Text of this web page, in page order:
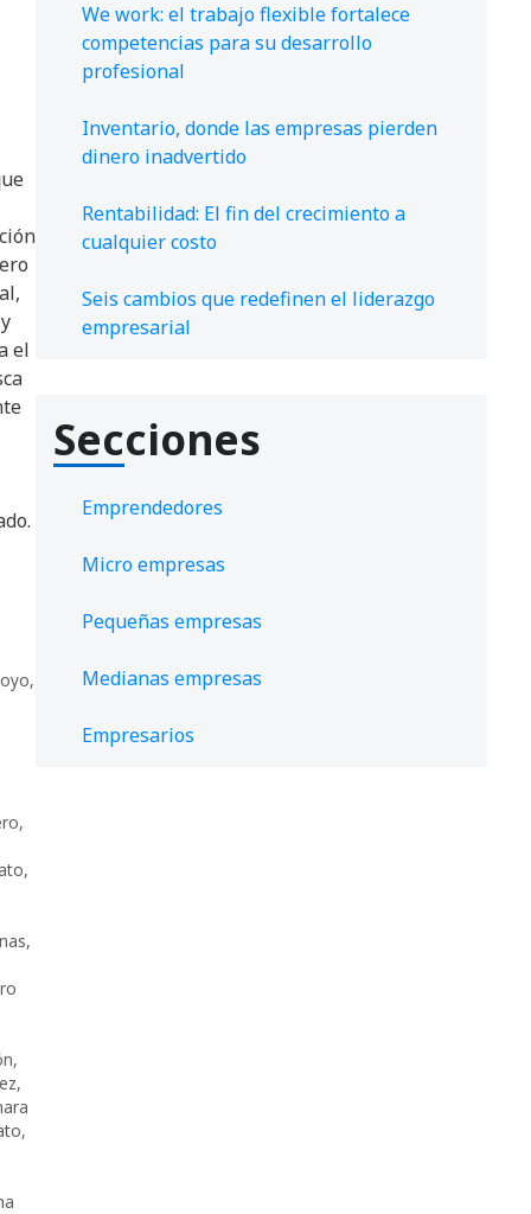
el
,
,
,
,
,
,
,
We work: el trabajo flexible fortalece
competencias para su desarrollo
profesional
Inventario, donde las empresas pierden
dinero inadvertido
Rentabilidad: El fin del crecimiento a
cualquier costo
Seis cambios que redefinen el liderazgo
empresarial
Secciones
Emprendedores
Micro empresas
Pequeñas empresas
Medianas empresas
Empresarios